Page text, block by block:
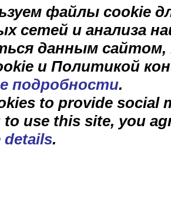
файлы cookie
сетей и анализа
данным
и Политикой
подробности.
to provide social
use this site, you
details.